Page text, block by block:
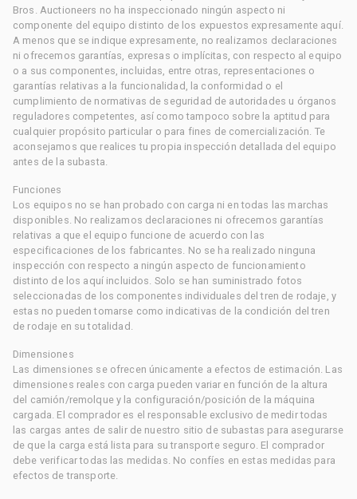
Bros. Auctioneers no ha inspeccionado ningún aspecto ni
componente del equipo distinto de los expuestos expresamente aquí.
A menos que se indique expresamente, no realizamos declaraciones
ni ofrecemos garantías, expresas o implícitas, con respecto al equipo
o a sus componentes, incluidas, entre otras, representaciones o
garantías relativas a la funcionalidad, la conformidad o el
cumplimiento de normativas de seguridad de autoridades u órganos
reguladores competentes, así como tampoco sobre la aptitud para
cualquier propósito particular o para fines de comercialización. Te
aconsejamos que realices tu propia inspección detallada del equipo
antes de la subasta.
Funciones
Los equipos no se han probado con carga ni en todas las marchas
disponibles. No realizamos declaraciones ni ofrecemos garantías
relativas a que el equipo funcione de acuerdo con las
especificaciones de los fabricantes. No se ha realizado ninguna
inspección con respecto a ningún aspecto de funcionamiento
distinto de los aquí incluidos. Solo se han suministrado fotos
seleccionadas de los componentes individuales del tren de rodaje, y
estas no pueden tomarse como indicativas de la condición del tren
de rodaje en su totalidad.
Dimensiones
Las dimensiones se ofrecen únicamente a efectos de estimación. Las
dimensiones reales con carga pueden variar en función de la altura
del camión/remolque y la configuración/posición de la máquina
cargada. El comprador es el responsable exclusivo de medir todas
las cargas antes de salir de nuestro sitio de subastas para asegurarse
de que la carga está lista para su transporte seguro. El comprador
debe verificar todas las medidas. No confíes en estas medidas para
efectos de transporte.